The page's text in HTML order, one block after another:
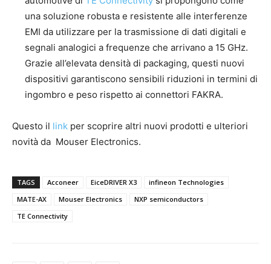
una soluzione robusta e resistente alle interferenze
EMI da utilizzare per la trasmissione di dati digitali e
segnali analogici a frequenze che arrivano a 15 GHz.
Grazie all’elevata densità di packaging, questi nuovi
dispositivi garantiscono sensibili riduzioni in termini di
ingombro e peso rispetto ai connettori FAKRA.
Questo il link per scoprire altri nuovi prodotti e ulteriori
novità da Mouser Electronics.
TAGS Acconeer EiceDRIVER X3
infineon Technologies
MATE-AX
Mouser Electronics
NXP semiconductors
TE Connectivity